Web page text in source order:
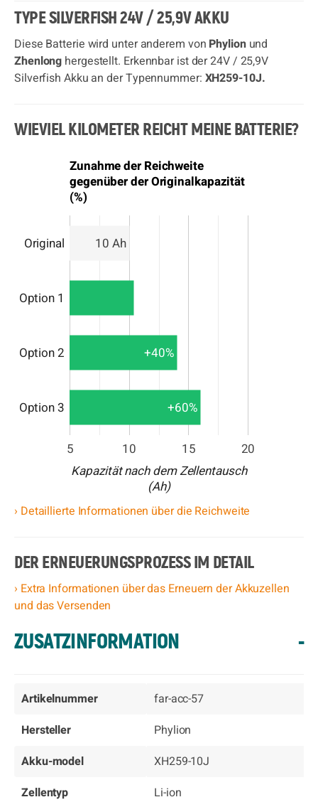
TYPE SILVERFISH 24V / 25,9V AKKU
Diese Batterie wird unter anderem von Phylionund
Zhenlong hergestellt. Erkennbar ist der 24V / 25,9V
Silverfish Akku an der Typennummer: XH259-10J.
WIEVIEL KILOMETER REICHT MEINE BATTERIE?
Zunahme der Reichweite
gegenüber der Originalkapazität
(%)
5 10 15 20
Original
Option 1
Option 2
Option 3
10 Ah
+40%
+60%
Kapazität nach dem Zellentausch
(Ah)
› Detaillierte Informationen über die Reichweite
DER ERNEUERUNGSPROZESS IM DETAIL
› Extra Informationen über das Erneuern der Akkuzellen
und das Versenden
ZUSATZINFORMATION -
Artikelnummer
far-acc-57
Hersteller
Phylion
Akku-model
XH259-10J
Zellentyp
Li-ion